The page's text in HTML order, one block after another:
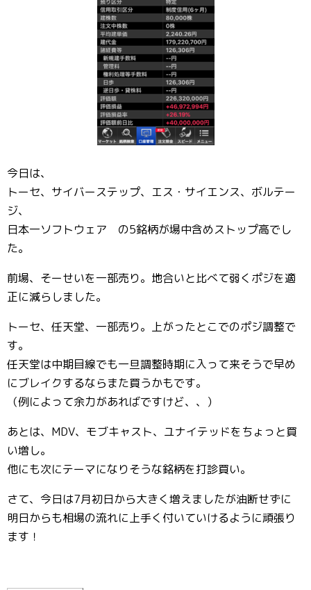
今日は、
トーセ、サイバーステップ、エス・サイエンス、ボルテー
ジ、
日本一ソフトウェア の5銘柄が場中含めストップ高でし
た。
前場、そーせいを一部売り。地合いと比べて弱くポジを適
正に減らしました。
トーセ、任天堂、一部売り。上がったとこでのポジ調整で
す。
任天堂は中期目線でも一旦調整時期に入って来そうで早め
にブレイクするならまた買うかもです。
（例によって余力があればですけど、、）
あとは、MDV、モブキャスト、ユナイテッドをちょっと買
い増し。
他にも次にテーマになりそうな銘柄を打診買い。
さて、今日は7月初日から大きく増えましたが油断せずに
明日からも相場の流れに上手く付いていけるように頑張り
ます！